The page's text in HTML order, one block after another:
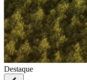
Destaque